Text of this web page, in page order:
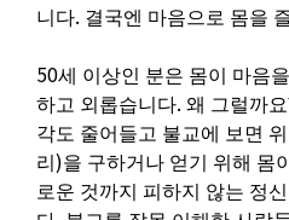
니다. 결국엔 마음으로 몸을
50세 이상인 분은 몸이 마음
하고 외롭습니다. 왜 그럴까요
각도 줄어들고 불교에 보면
리 )을 구하거나 얻기 위해 몸
로운 것까지 피하지 않는 정신